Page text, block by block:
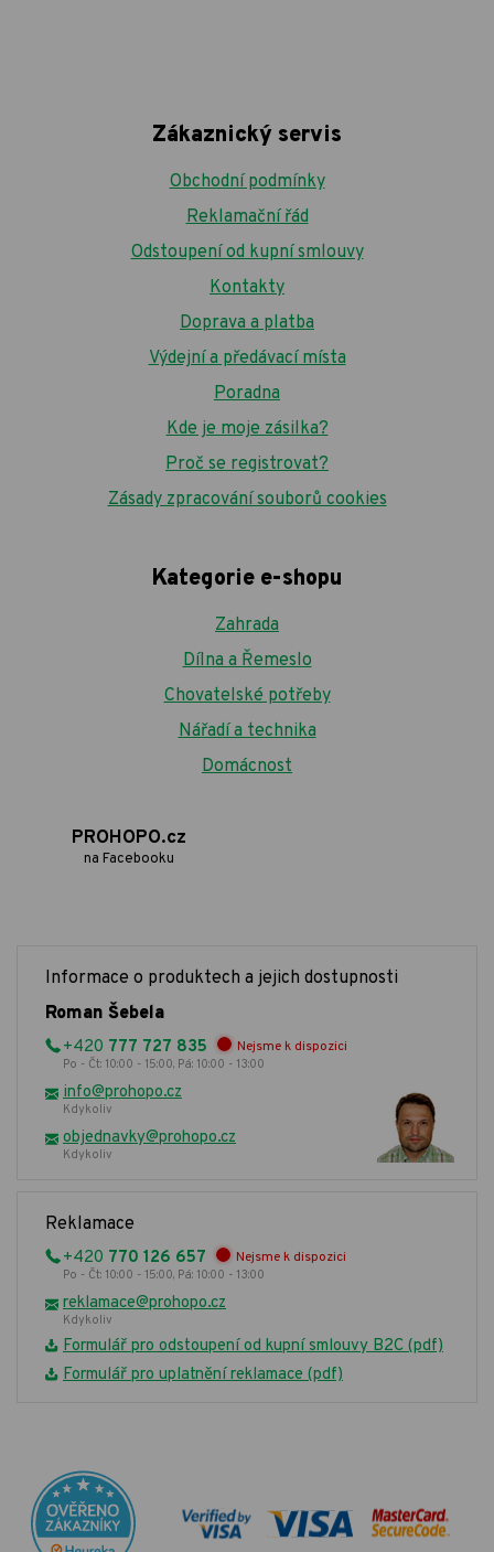
Zákaznický servis
Obchodní podmínky
Reklamační řád
Odstoupení od kupní smlouvy
Kontakty
Doprava a platba
Výdejní a předávací místa
Poradna
Kde je moje zásilka?
Proč se registrovat?
Zásady zpracování souborů cookies
Kategorie e-shopu
Zahrada
Dílna a Řemeslo
Chovatelské potřeby
Nářadí a technika
Domácnost
PROHOPO.cz
na Facebooku
Informace o produktech a jejich dostupnosti
Roman Šebela
+420 777 727 835 Nejsme k dispozici
Po - Čt: 10:00 - 15:00, Pá: 10:00 - 13:00
info@prohopo.cz
Kdykoliv
objednavky@prohopo.cz
Kdykoliv
Reklamace
+420 770 126 657 Nejsme k dispozici
Po - Čt: 10:00 - 15:00, Pá: 10:00 - 13:00
reklamace@prohopo.cz
Kdykoliv
Formulář pro odstoupení od kupní smlouvy B2C (pdf)
Formulář pro uplatnění reklamace (pdf)